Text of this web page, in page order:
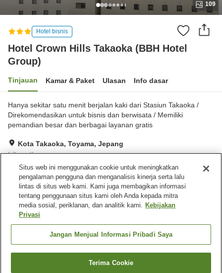
109
Hotel bisnis
Hotel Crown Hills Takaoka (BBH Hotel
Group)
Tinjauan Kamar & Paket Ulasan Info dasar
Hanya sekitar satu menit berjalan kaki dari Stasiun Takaoka /
Direkomendasikan untuk bisnis dan berwisata / Memiliki
pemandian besar dan berbagai layanan gratis
Kota Takaoka, Toyama, Jepang
Lihat di peta
Sangat baik Ulasan: 323
Fasilitas properti
Wi-Fi
stasiun
Mesin penjual otomatis
Parkir berbayar
Cari kamar
Situs web ini menggunakan cookie untuk meningkatkan
pengalaman pengguna dan menganalisis kinerja serta lalu
lintas di situs web kami. Kami juga membagikan informasi
tentang penggunaan situs kami oleh Anda kepada mitra
media sosial, periklanan, dan analitik kami. Kebijakan
Privasi
Jangan Menjual Informasi Pribadi Saya
Terima Cookie